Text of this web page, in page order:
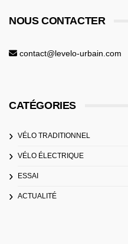
NOUS CONTACTER
contact@levelo-urbain.com
CATÉGORIES
VÉLO TRADITIONNEL
VÉLO ÉLECTRIQUE
ESSAI
ACTUALITÉ